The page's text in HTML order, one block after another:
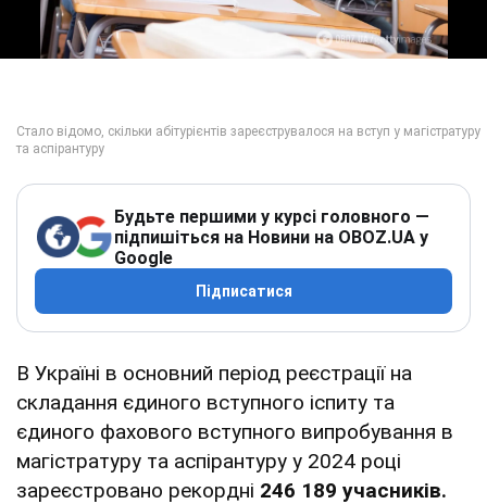
Будьте першими у курсі головного —
підпишіться на Новини на OBOZ.UA у
Google
Підписатися
В Україні в основний період реєстрації на
складання єдиного вступного іспиту та
єдиного фахового вступного випробування в
магістратуру та аспірантуру у 2024 році
зареєстровано рекордні 246 189 учасників.